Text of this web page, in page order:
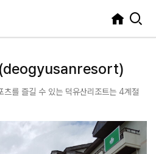
(deogyusanresort)
츠를 즐길 수 있는 덕유산리조트는 4계절